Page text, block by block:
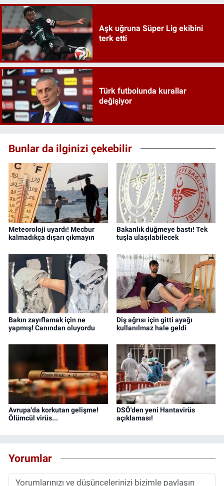
Aşk uğruna Süper Lig ekibini
terk etti
Türk futbolunda kurallar
değişiyor
Bunlar da ilginizi çekebilir
Meteoroloji uyardı! Mecbur
kalmadıkça dışarı çıkmayın
Bakanlık düğmeye bastı! Tek
tuşla ulaşılabilecek
Bakın zayıflamak için ne
yapmış! Canından oluyordu
Diş ağrısı için gitti ayağı
kullanılmaz hale geldi
Avrupa'da korkutan gelişme!
Ölümcül virüs...
DSÖ'den yeni Hantavirüs
açıklaması!
Yorumlar